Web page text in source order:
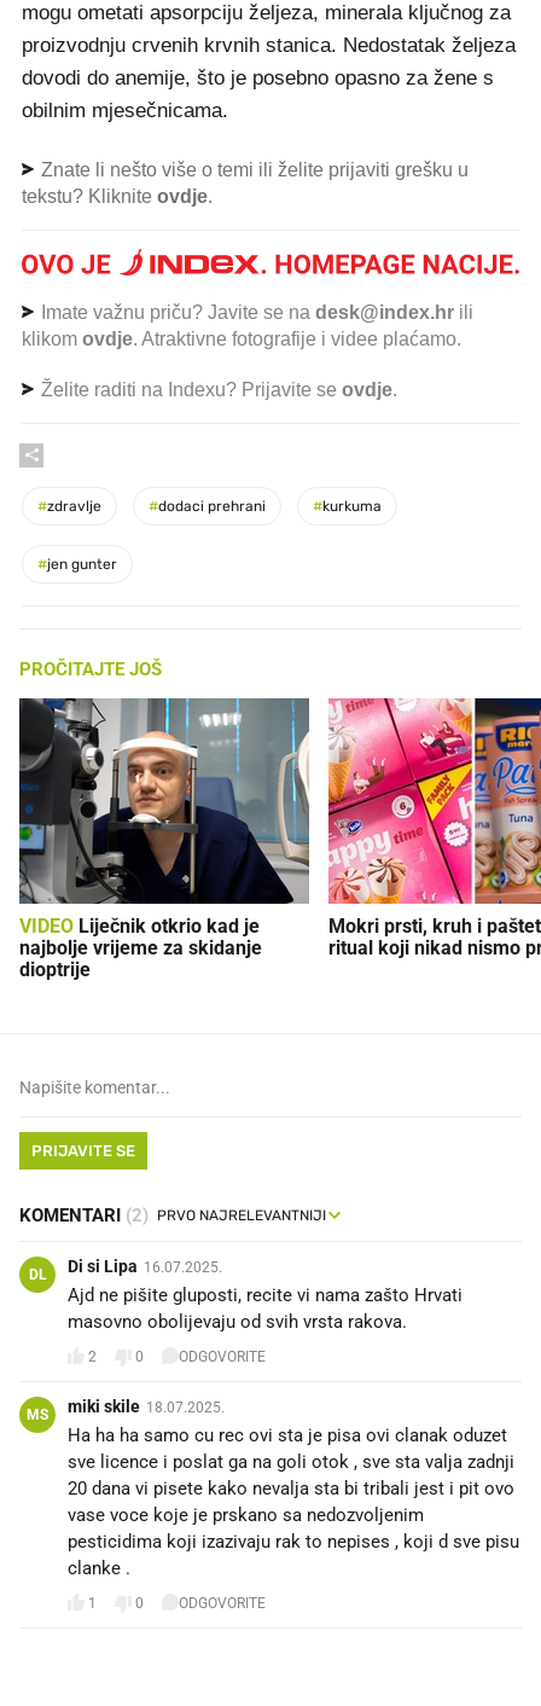
mogu ometati apsorpciju željeza, minerala ključnog za
proizvodnju crvenih krvnih stanica. Nedostatak željeza
dovodi do anemije, što je posebno opasno za žene s
obilnim mjesečnicama.
Znate li nešto više o temi ili želite prijaviti grešku u
tekstu? Kliknite ovdje.
Imate važnu priču? Javite se na desk@index.hr ili
klikom ovdje. Atraktivne fotografije i videe plaćamo.
Želite raditi na Indexu? Prijavite se ovdje.
#zdravlje #dodaci prehrani #kurkuma
#jen gunter
PROČITAJTE JOŠ
VIDEO
najbolje vrijeme za skidanje
dioptrije
Mokri prsti, kruh i
ritual koji nikad nismo
PRIJAVITE SE
KOMENTARI (2)
DL Di si Lipa 16.07.2025.
Ajd ne pišite gluposti, recite vi nama zašto Hrvati
masovno obolijevaju od svih vrsta rakova.
2 0 ODGOVORITE
MS miki skile 18.07.2025.
Ha ha ha samo cu rec ovi sta je pisa ovi clanak oduzet
sve licence i poslat ga na goli otok , sve sta valja zadnji
20 dana vi pisete kako nevalja sta bi tribali jest i pit ovo
vase voce koje je prskano sa nedozvoljenim
pesticidima koji izazivaju rak to nepises , koji d sve pisu
clanke .
1 0 ODGOVORITE